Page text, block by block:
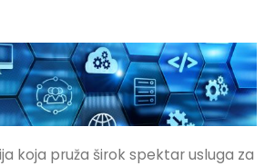
koja pruža širok spektar usluga za